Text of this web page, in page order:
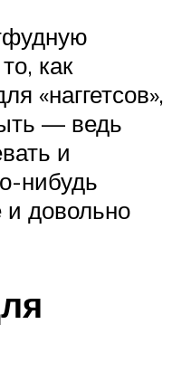
как
«наггетсов»,
— ведь
и
нибудь
довольно